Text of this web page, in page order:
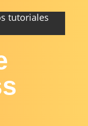
tutoriales